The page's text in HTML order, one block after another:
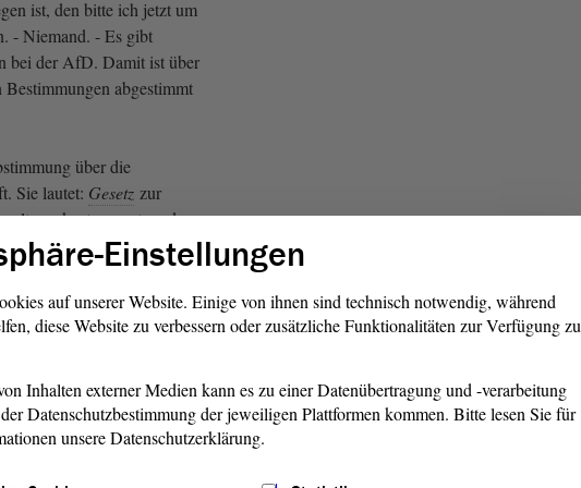
ist, den bitte ich jetzt um
- Niemand. - Es gibt
bei der AfD. Damit ist über
Bestimmungen abgestimmt
über die
Sie lautet: Gesetz zur
des
Wer dem zustimmt,
sein Kartenzeichen. - Das
dieFraktion
GRÜNEN und die
Wer ist dagegen. -
sich der der Stimme? -
.
über den Gesetzentwurf
Wer ist für den
Einstellungen
auf unserer Website. Einige von ihnen sind technisch notwendig, während
diese Website zu verbessern oder zusätzliche Funktionalitäten zur Verfügung zu
Inhalten externer Medien kann es zu einer Datenübertragung und -verarbeitung
Datenschutzbestimmung der jeweiligen Plattformen kommen. Bitte lesen Sie für
unsere Datenschutzerklärung.